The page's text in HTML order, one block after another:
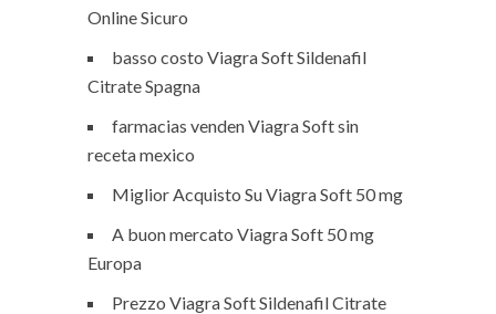
Online Sicuro
basso costo Viagra Soft Sildenafil
Citrate Spagna
farmacias venden Viagra Soft sin
receta mexico
Miglior Acquisto Su Viagra Soft 50 mg
A buon mercato Viagra Soft 50 mg
Europa
Prezzo Viagra Soft Sildenafil Citrate